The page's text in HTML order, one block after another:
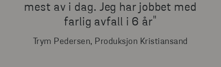
mest av i dag. Jeg har jobbet med
farlig avfall i 6 år"
Trym Pedersen, Produksjon Kristiansand